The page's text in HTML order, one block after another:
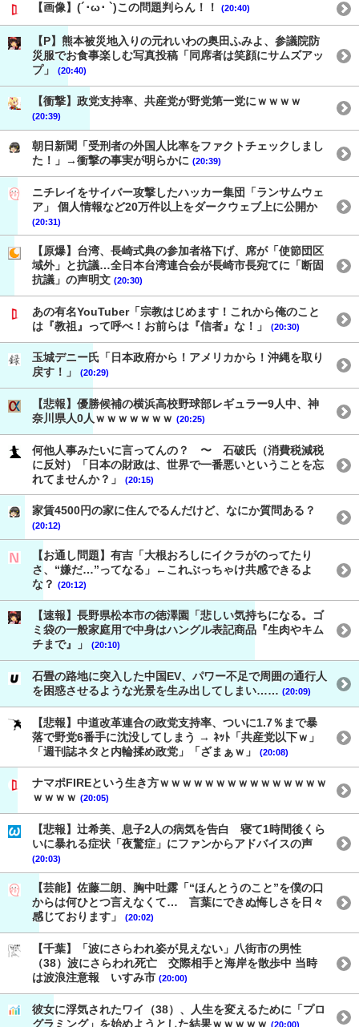
【画像】(´･ω･ `)この問題判らん！！ (20:40)
【P】熊本被災地入りの元れいわの奥田ふみよ、参議院防
災服でお食事楽しむ写真投稿「同席者は笑顔にサムズアッ
プ」
(20:40)
【衝撃】政党支持率、共産党が野党第一党にｗｗｗｗ
(20:39)
朝日新聞「受刑者の外国人比率をファクトチェックしまし
た！」→衝撃の事実が明らかに (20:39)
ニチレイをサイバー攻撃したハッカー集団「ランサムウェ
ア」 個人情報など20万件以上をダークウェブ上に公開か
(20:31)
【原爆】台湾、長崎式典の参加者格下げ、席が「使節団区
域外」と抗議…全日本台湾連合会が長崎市長宛てに「断固
抗議」の声明文 (20:30)
あの有名YouTuber「宗教はじめます！これから俺のこと
は『教祖』って呼べ！お前らは『信者』な！」
(20:30)
玉城デニー氏「日本政府から！アメリカから！沖縄を取り
戻す！」
(20:29)
【悲報】優勝候補の横浜高校野球部レギュラー9人中、神
奈川県人0人ｗｗｗｗｗｗｗ (20:25)
何他人事みたいに言ってんの？ 〜 石破氏（消費税減税
に反対）「日本の財政は、世界で一番悪いということを忘
れてませんか？」
(20:15)
家賃4500円の家に住んでるんだけど、なにか質問ある？
(20:12)
【お通し問題】有吉「大根おろしにイクラがのってたり
さ、“嫌だ…”ってなる」←これぶっちゃけ共感できるよ
な？ (20:12)
【速報】長野県松本市の徳澤園「悲しい気持ちになる。ゴ
ミ袋の一般家庭用で中身はハングル表記商品『生肉やキム
チまで』」
(20:10)
石畳の路地に突入した中国EV、パワー不足で周囲の通行人
を困惑させるような光景を生み出してしまい…… (20:09)
【悲報】中道改革連合の政党支持率、ついに1.7％まで暴
落で野党6番手に沈没してしまう → ﾈｯﾄ「共産党以下ｗ」
「週刊誌ネタと内輪揉め政党」「ざまぁｗ」
(20:08)
ナマポFIREという生き方ｗｗｗｗｗｗｗｗｗｗｗｗｗｗｗ
ｗｗｗｗ (20:05)
【悲報】辻希美、息子2人の病気を告白 寝て1時間後くら
いに暴れる症状「夜驚症」にファンからアドバイスの声
(20:03)
【芸能】佐藤二朗、胸中吐露「“ほんとうのこと”を僕の口
からは何ひとつ言えなくて… 言葉にできぬ悔しさを日々
感じております」
(20:02)
【千葉】「波にさらわれ姿が見えない」八街市の男性
（38）波にさらわれ死亡 交際相手と海岸を散歩中 当時
は波浪注意報 いすみ市 (20:00)
彼女に浮気されたワイ（38）、人生を変えるために「プロ
グラミング」を始めようとした結果ｗｗｗｗｗ (20:00)